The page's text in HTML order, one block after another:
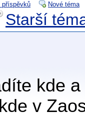
příspěvků Nové téma
Starší
kde
v